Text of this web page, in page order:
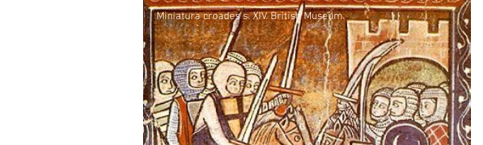
Miniatura croades s. XIV. British Museum.